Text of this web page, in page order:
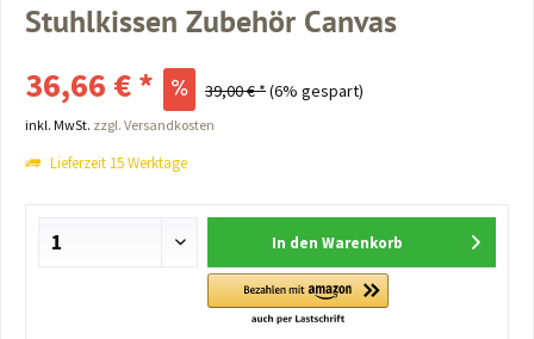
Stuhlkissen Zubehör Canvas
36,66 € * 39,00 € *(6% gespart)
inkl. MwSt. zzgl. Versandkosten
Lieferzeit 15 Werktage
In den Warenkorb